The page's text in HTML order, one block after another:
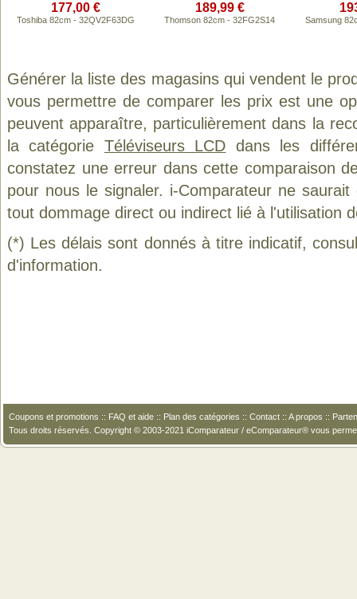
177,00 €
Toshiba 82cm - 32QV2F63DG
189,99 €
Thomson 82cm - 32FG2S14 Samsung
Générer la liste des magasins qui vendent le
vous permettre de comparer les prix est une
peuvent apparaître, particulièrement dans la
la catégorie Téléviseurs LCD dans les
constatez une erreur dans cette comparaison
pour nous le signaler. i-Comparateur ne
tout dommage direct ou indirect lié à l'utilisation
(*) Les délais sont donnés à titre indicatif,
d'information.
Coupons et promotions :: FAQ et aide :: Plan des catégories :: Contact :: A propos ::
Tous droits réservés. Copyright © 2003-2021 iComparateur / eComparateur® vous